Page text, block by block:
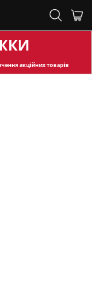
акційних товарів